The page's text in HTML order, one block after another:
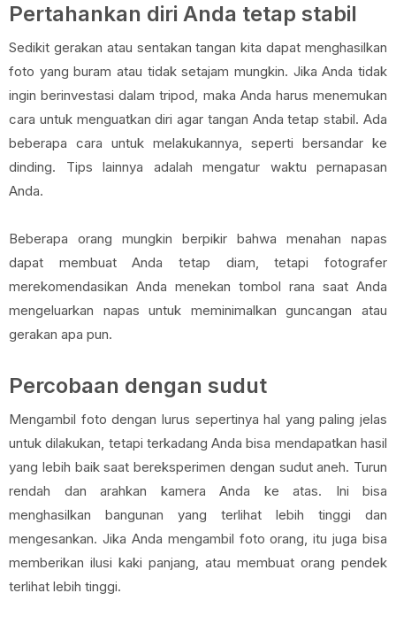
Pertahankan diri Anda tetap stabil
Sedikit gerakan atau sentakan tangan kita dapat menghasilkan
foto yang buram atau tidak setajam mungkin. Jika Anda tidak
ingin berinvestasi dalam tripod, maka Anda harus menemukan
cara untuk menguatkan diri agar tangan Anda tetap stabil. Ada
beberapa cara untuk melakukannya, seperti bersandar ke
dinding. Tips lainnya adalah mengatur waktu pernapasan
Anda.
Beberapa orang mungkin berpikir bahwa menahan napas
dapat membuat Anda tetap diam, tetapi fotografer
merekomendasikan Anda menekan tombol rana saat Anda
mengeluarkan napas untuk meminimalkan guncangan atau
gerakan apa pun.
Percobaan dengan sudut
Mengambil foto dengan lurus sepertinya hal yang paling jelas
untuk dilakukan, tetapi terkadang Anda bisa mendapatkan hasil
yang lebih baik saat bereksperimen dengan sudut aneh. Turun
rendah dan arahkan kamera Anda ke atas. Ini bisa
menghasilkan bangunan yang terlihat lebih tinggi dan
mengesankan. Jika Anda mengambil foto orang, itu juga bisa
memberikan ilusi kaki panjang, atau membuat orang pendek
terlihat lebih tinggi.